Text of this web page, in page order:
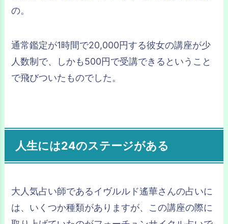
の。
通常鑑定が1時間で20,000円する彼女の講座が少
人数制で、しかも500円で受講できるということ
で飛びついたものでした。
人生には24のステージがある
大人気占い師であるイヴルルド遙華さんの占いに
は、いくつか種類がありますが、この講座の際に